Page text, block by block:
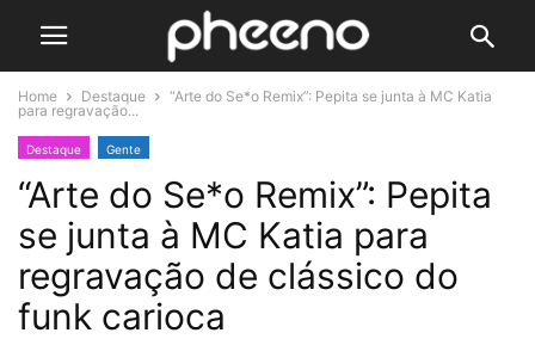
Home Destaque
“Arte do Se*o Remix”: Pepita se junta à MC Katia
para regravação...
Destaque Gente
“Arte do Se*o Remix”: Pepita
se junta à MC Katia para
regravação de clássico do
funk carioca